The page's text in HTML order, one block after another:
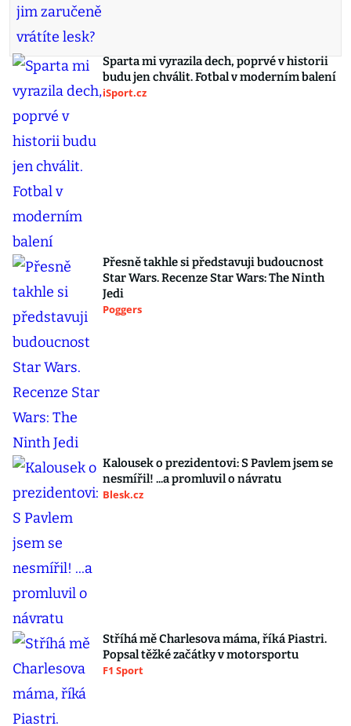
Sparta mi vyrazila dech, poprvé v historii
budu jen chválit. Fotbal v moderním balení
iSport.cz
Přesně takhle si představuji budoucnost
Star Wars. Recenze Star Wars: The Ninth
Jedi
Poggers
Kalousek o prezidentovi: S Pavlem jsem se
nesmířil! ...a promluvil o návratu
Blesk.cz
Stříhá mě Charlesova máma, říká Piastri.
Popsal těžké začátky v motorsportu
F1 Sport